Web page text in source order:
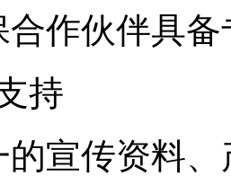
作伙伴具
持
的宣传资料